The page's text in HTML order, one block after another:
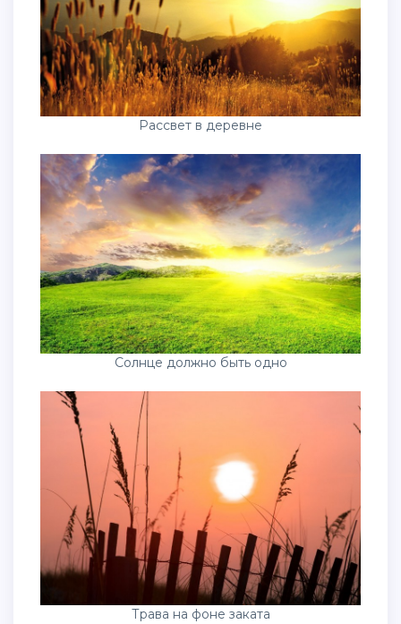
Рассвет в деревне
Солнце должно быть одно
Трава на фоне заката